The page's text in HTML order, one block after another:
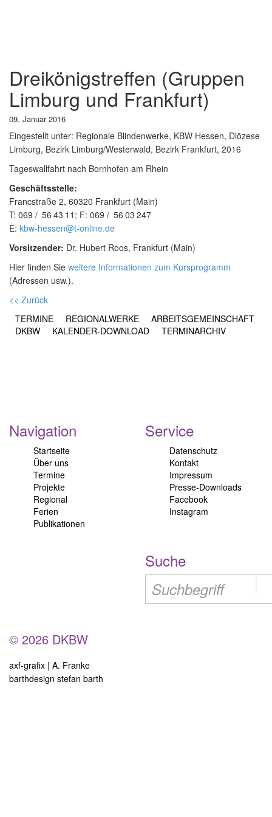
Dreikönigstreffen (Gruppen
Limburg und Frankfurt)
09. Januar 2016
Eingestellt unter: Regionale Blindenwerke, KBW Hessen, Diözese
Limburg, Bezirk Limburg/Westerwald, Bezirk Frankfurt, 2016
Tageswallfahrt nach Bornhofen am Rhein
Geschäftsstelle:
Francstraße 2, 60320 Frankfurt (Main)
T: 069 56 43 11 ; F: 069 56 03 247
E: kbw-hessen@t-online.de
Vorsitzender: Dr. Hubert Roos, Frankfurt (Main)
Hier finden Sie weitere Informationen zum Kursprogramm
(Adressen usw.).
<< Zurück
TERMINE
REGIONALWERKE
ARBEITSGEMEINSCHAFT
DKBW
KALENDER-DOWNLOAD TERMINARCHIV
Navigation
Startseite
Über uns
Termine
Projekte
Regional
Ferien
Publikationen
Service
Datenschutz
Kontakt
Impressum
Presse-Downloads
Facebook
Instagram
Suche
© 2026 DKBW
axf-grafix | A. Franke
barthdesign stefan barth